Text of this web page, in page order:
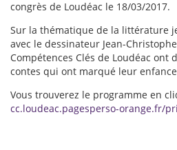
congrès de Loudéac le 18/03/2017.
Sur la thématique de la littérature
avec le dessinateur Jean-
Compétences Clés de Loudéac ont
contes qui ont marqué leur
Vous trouverez le programme en
cc.loudeac.pagesperso-orange.fr/